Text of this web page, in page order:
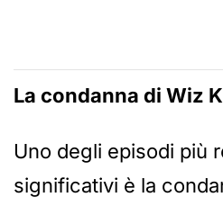
La condanna di Wiz
Uno degli episodi più
significativi è la